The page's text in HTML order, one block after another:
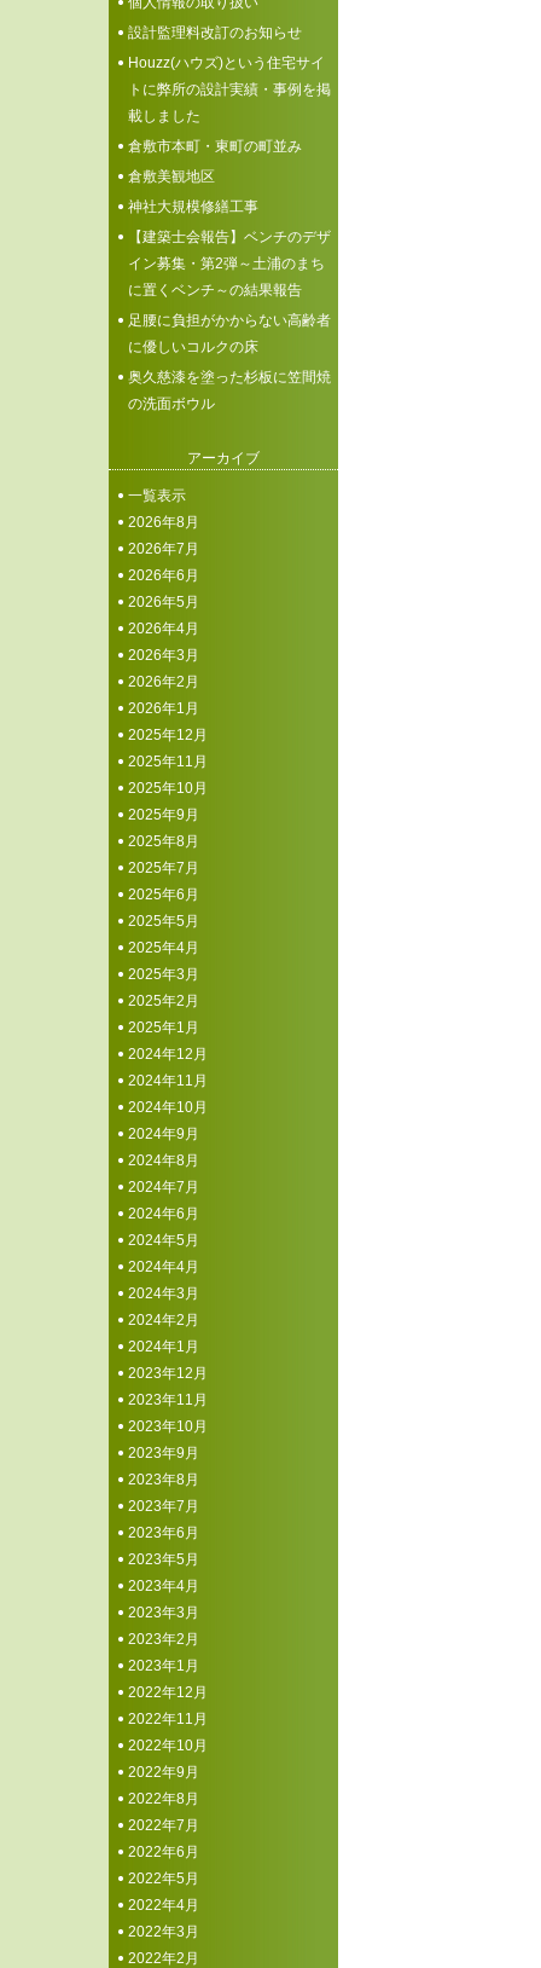
設計監理料改訂のお知らせ
Houzz(ハウズ)という住宅サイ
トに弊所の設計実績・事例を掲
載しました
倉敷市本町・東町の町並み
倉敷美観地区
神社大規模修繕工事
【建築士会報告】ベンチのデザ
イン募集・第2弾～土浦のまち
に置くベンチ～の結果報告
足腰に負担がかからない高齢者
に優しいコルクの床
奥久慈漆を塗った杉板に笠間焼
の洗面ボウル
アーカイブ
一覧表示
2026年8月
2026年7月
2026年6月
2026年5月
2026年4月
2026年3月
2026年2月
2026年1月
2025年12月
2025年11月
2025年10月
2025年9月
2025年8月
2025年7月
2025年6月
2025年5月
2025年4月
2025年3月
2025年2月
2025年1月
2024年12月
2024年11月
2024年10月
2024年9月
2024年8月
2024年7月
2024年6月
2024年5月
2024年4月
2024年3月
2024年2月
2024年1月
2023年12月
2023年11月
2023年10月
2023年9月
2023年8月
2023年7月
2023年6月
2023年5月
2023年4月
2023年3月
2023年2月
2023年1月
2022年12月
2022年11月
2022年10月
2022年9月
2022年8月
2022年7月
2022年6月
2022年5月
2022年4月
2022年3月
2022年2月